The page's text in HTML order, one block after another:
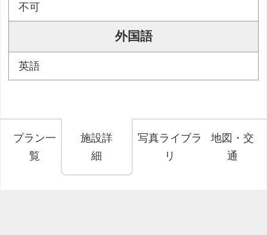
不可
外国語
英語
プラン一
覧
施設詳
細
写真ライブラ
リ
地図・交
通